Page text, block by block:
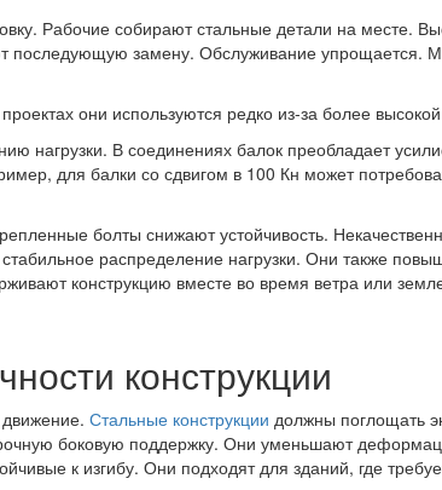
Рабочие собирают стальные детали на месте.
замену. Обслуживание упрощается.
они используются редко из-за более
нагрузки. В соединениях балок преобладает
для балки со сдвигом в 100 Кн может
болты снижают устойчивость.
распределение нагрузки. Они также
конструкцию вместе во время ветра или
конструкции
Стальные конструкции должны поглощать
боковую поддержку. Они уменьшают
к изгибу. Они подходят для зданий, где